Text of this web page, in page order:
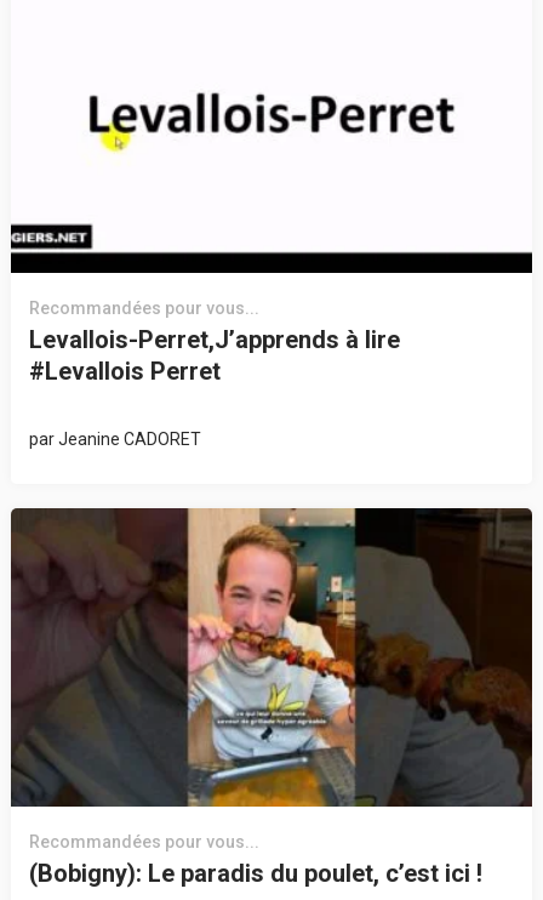
Recommandées pour vous...
Levallois-Perret,J’apprends à lire
#Levallois Perret
parJeanine CADORET
Recommandées pour vous...
(Bobigny): Le paradis du poulet, c’est ici !